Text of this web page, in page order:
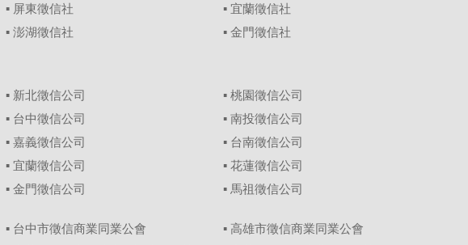
▪ 屏東徵信社 ▪宜蘭徵信社
▪ 澎湖徵信社 ▪金門徵信社
▪ 新北徵信公司 ▪桃園徵信公司
▪ 台中徵信公司 ▪南投徵信公司
▪ 嘉義徵信公司 ▪ 台南徵信公司
▪ 宜蘭徵信公司 ▪花蓮徵信公司
▪ 金門徵信公司 ▪ 馬祖徵信公司
▪ 台中市徵信商業同業公會
▪ 高雄市徵信商業同業公會